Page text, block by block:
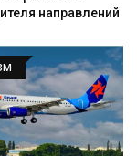
направлений